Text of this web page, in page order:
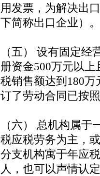
用发票，为解决出
下简称出口企业）。
（五） 设有固定
册资金500万元以
税销售额达到180
订了劳动合同已按
（六） 总机构属
税应税劳务为主，
分支机构寓于年应
人，也可以声情认